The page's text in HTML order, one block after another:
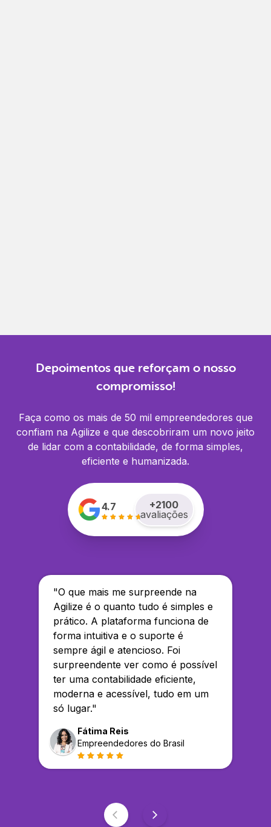
Depoimentos que reforçam o nosso
compromisso!
Faça como os mais de 50 mil empreendedores que
confiam na Agilize e que descobriram um novo jeito
de lidar com a contabilidade, de forma simples,
eficiente e humanizada.
4.7 +2100
avaliações
"O que mais me surpreende na
Agilize é o quanto tudo é simples e
prático. A plataforma funciona de
forma intuitiva e o suporte é
sempre ágil e atencioso. Foi
surpreendente ver como é possível
ter uma contabilidade eficiente,
moderna e acessível, tudo em um
só lugar."
Fátima Reis
Empreendedores do Brasil